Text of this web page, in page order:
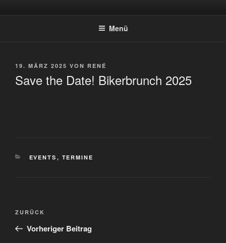
InhaltSTARTSEITE
Weserbergland
Menü
VERÖFFENTLICHT
19. MÄRZ 2025 VON RENÉ
Save the Date! Bikerbrunch 2025
KATEGORIEN
EVENTS , TERMINE
Beitragsnavigation
Vorheriger
Beitrag
ZURÜCK
Vorheriger Beitrag